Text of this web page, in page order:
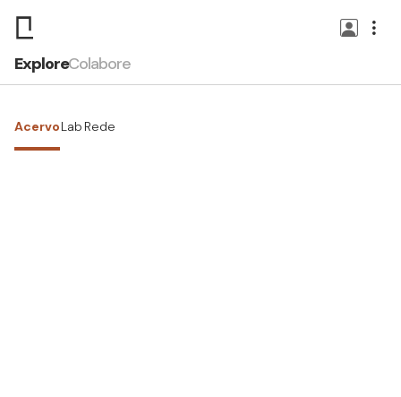
ExploreColabore
AcervoLab Rede